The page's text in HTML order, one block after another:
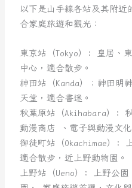
以下是山手線各站及其附近
合家庭旅遊和觀光：
東京站（Tokyo）: 皇居、
中心，適合散步。
神田站（Kanda）；神田明
天堂，適合書迷。
秋葉原站（Akihabara）:
動漫商店 、電子與動漫文
御徒町站（Okachimae）:
適合散步，近上野動物園。
上野站（Ueno）: 上野公